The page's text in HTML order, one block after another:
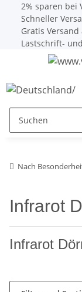
2% sparen bei
Schneller
Gratis Versand
Lastschrift-
Nach
Infrarot
Infrarot